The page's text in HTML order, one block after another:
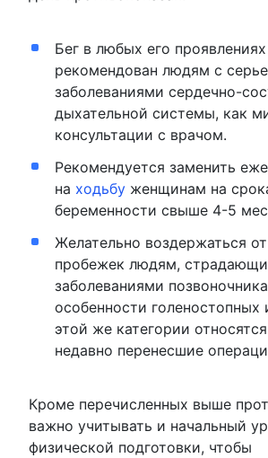
Бег в любых его
рекомендован людям с
заболеваниями сердечно-
дыхательной системы, как
консультации с врачом.
Рекомендуется заменить
на ходьбуженщинам на
беременности свыше 4-5
Желательно воздержаться
пробежек людям,
заболеваниями
особенности голеностопных
этой же категории
недавно перенесшие
Кроме перечисленных выше
важно учитывать и начальный
физической подготовки, чтобы